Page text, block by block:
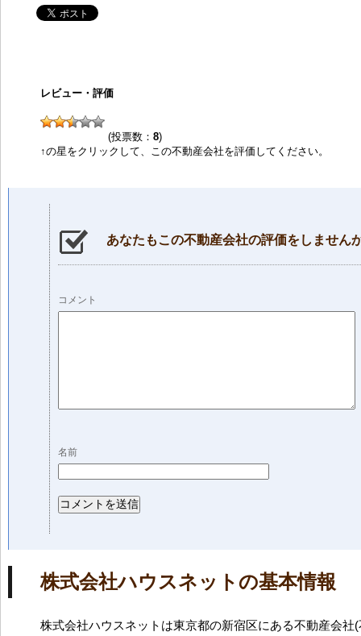
レビュー・評価
(投票数： 8)
↑の星をクリックして、この不動産会社を評価してください。
あなたもこの不動産会社の評価をしません
コメント
名前
株式会社ハウスネットの基本情報
株式会社ハウスネットは東京都の新宿区にある不動産会社